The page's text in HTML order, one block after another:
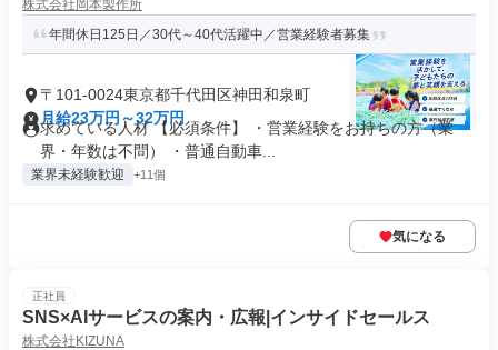
株式会社岡本製作所
年間休日125日／30代～40代活躍中／営業経験者募集
〒101-0024東京都千代田区神田和泉町
月給23万円～32万円
求めている人材 【必須条件】 ・営業経験をお持ちの方（業
界・年数は不問） ・普通自動車...
業界未経験歓迎 +11個
気になる
正社員
SNS×AIサービスの案内・広報|インサイドセールス
株式会社KIZUNA